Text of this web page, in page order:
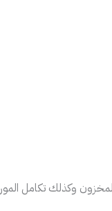
وكذلك تكامل